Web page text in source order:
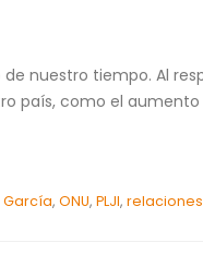
nuestro tiempo. Al
país, como el aumento
García, ONU, PLJI,